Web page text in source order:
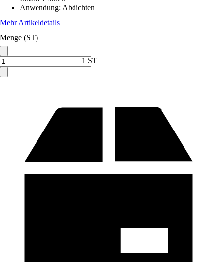
Anwendung: Abdichten
Mehr Artikeldetails
Menge (ST)
1 ST